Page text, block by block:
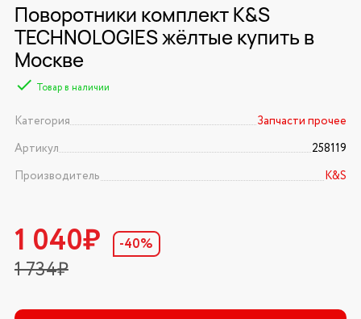
Поворотники комплект K&S
TECHNOLOGIES жёлтые купить в
Москве
Товар в наличии
Категория
Запчасти прочее
Артикул
258119
Производитель
K&S
1 040₽
1 734₽
-40%